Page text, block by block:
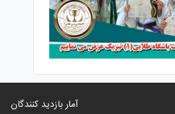
آمار بازدید کنندگان